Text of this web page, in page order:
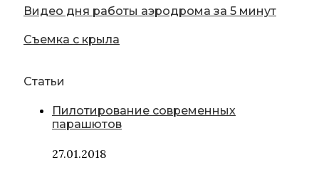
Видео дня работы аэродрома за 5 минут
Съемка с крыла
Статьи
Пилотирование современных
парашютов
27.01.2018